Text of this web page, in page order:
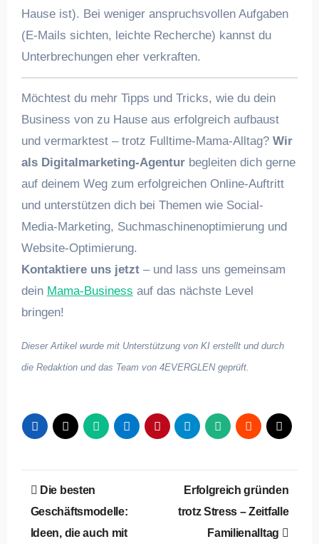
Hause ist). Bei weniger anspruchsvollen Aufgaben
(E-Mails sichten, leichte Recherche) kannst du
Unterbrechungen eher verkraften.
Möchtest du mehr Tipps und Tricks, wie du dein
Business von zu Hause aus erfolgreich aufbaust
und vermarktest – trotz Fulltime-Mama-Alltag? Wir
als Digitalmarketing-Agenturbegleiten dich gerne
auf deinem Weg zum erfolgreichen Online-Auftritt
und unterstützen dich bei Themen wie Social-
Media-Marketing, Suchmaschinenoptimierung und
Website-Optimierung.
Kontaktiere uns jetzt– und lass uns gemeinsam
dein Mama-Business auf das nächste Level
bringen!
Dieser Artikel wurde mit Unterstützung von KI erstellt und durch
die Redaktion und das Team von 4EVERGLEN geprüft.
Beitragsnavigation
Die besten
Geschäftsmodelle:
Ideen, die auch mit
Erfolgreich gründen
trotz Stress – Zeitfalle
Familienalltag